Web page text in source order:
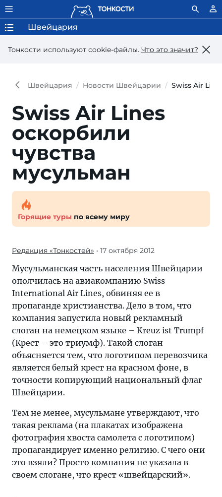
Тонкости используют сookie-файлы. Что это значит?
Швейцария
Швейцария Новости Швейцарии Swiss Air
Swiss Air Lines
оскорбили
чувства
мусульман
Горящие туры по всему миру
Редакция «Тонкостей» • 17 октября 2012
Мусульманская часть населения Швейцарии
ополчилась на авиакомпанию Swiss
International Air Lines, обвиняя ее в
пропаганде христианства. Дело в том, что
компания запустила новый рекламный
слоган на немецком языке – Kreuz ist Trumpf
(Крест – это триумф). Такой слоган
объясняется тем, что логотипом перевозчика
является белый крест на красном фоне, в
точности копирующий национальный флаг
Швейцарии.
Тем не менее, мусульмане утверждают, что
такая реклама (на плакатах изображена
фотография хвоста самолета с логотипом)
пропагандирует именно религию. С чего они
это взяли? Просто компания не указала в
своем слогане, что крест «швейцарский».